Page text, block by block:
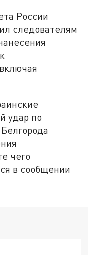
России
следователям
удар по
чего
в сообщении